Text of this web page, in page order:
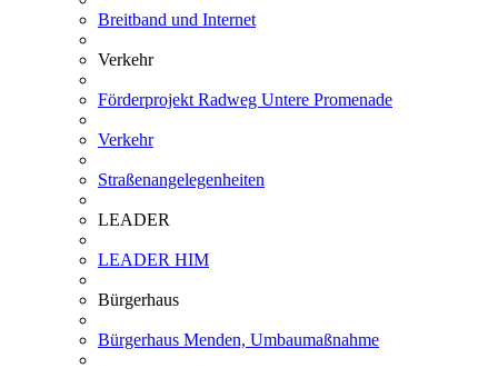
Breitband und Internet
Verkehr
Förderprojekt Radweg Untere Promenade
Verkehr
Straßenangelegenheiten
LEADER
LEADER HIM
Bürgerhaus
Bürgerhaus Menden, Umbaumaßnahme